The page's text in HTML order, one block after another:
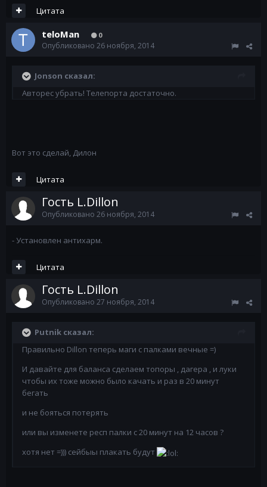
Цитата
teloMan 0
Опубликовано 26 ноября, 2014
Jonson сказал:
Авторес убрать! Телепорта достаточно.
Вот это сделай, Дилон
Цитата
Гость L.Dillon
Опубликовано 26 ноября, 2014
- Установлен антихарм.
Цитата
Гость L.Dillon
Опубликовано 27 ноября, 2014
Putnik сказал:
Правильно Dillon теперь маги с палками вечные =)
И давайте для баланса сделаем топоры , дагера , и луки
чтобы их тоже можно было качать и раз в 20 минут
бегать
и не бояться потерять
или вы изменете респ палки с 20 минут на 12 часов ?
хотя нет =))) сейбыы плакать будут